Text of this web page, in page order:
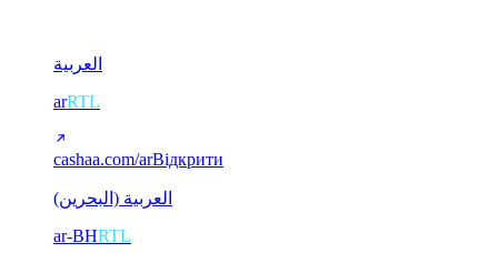
العربية
arRTL
cashaa.com/arВідкрити
العربية (البحرين)
ar-BHRTL